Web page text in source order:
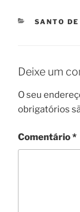
SANTO
Deixe um
O seu
obrigatórios
Comentário*